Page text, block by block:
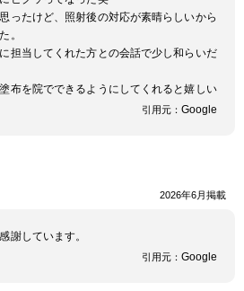
ったけど、照射後の対応が素晴らしいから
。
担当してくれた方との会話で少し和らいだ
布を院でできるようにしてくれると嬉しい
引用元： Google
2026年6月掲載
謝しています。
引用元： Google